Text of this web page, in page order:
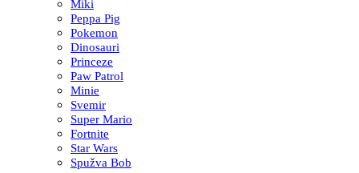
Miki
Peppa Pig
Pokemon
Dinosauri
Princeze
Paw Patrol
Minie
Svemir
Super Mario
Fortnite
Star Wars
Spužva Bob